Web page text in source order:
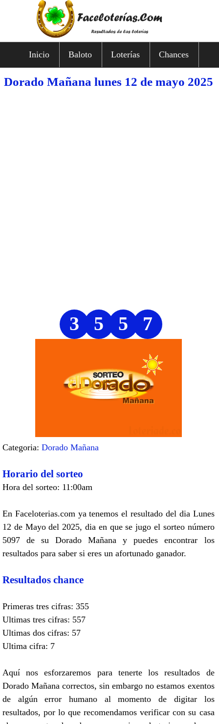
Inicio Baloto Loterías Chances
Dorado Mañana lunes 12 de mayo 2025
3 5 5 7
Categoria: Dorado Mañana
Horario del sorteo
Hora del sorteo: 11:00am
En Faceloterias.com ya tenemos el resultado del dia Lunes
12 de Mayo del 2025, dia en que se jugo el sorteo número
5097 de su Dorado Mañana y puedes encontrar los
resultados para saber si eres un afortunado ganador.
Resultados chance
Primeras tres cifras: 355
Ultimas tres cifras: 557
Ultimas dos cifras: 57
Ultima cifra: 7
Aquí nos esforzaremos para tenerte los resultados de
Dorado Mañana correctos, sin embargo no estamos exentos
de algún error humano al momento de digitar los
resultados, por lo que recomendamos verificar con su casa